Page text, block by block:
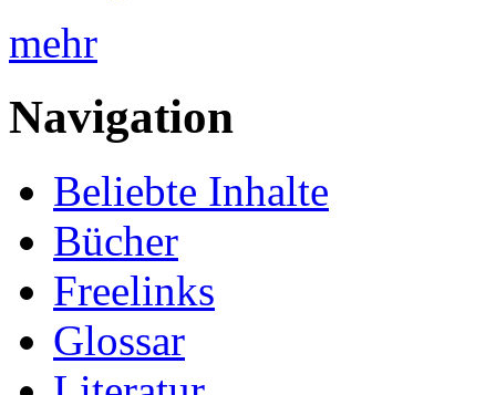
mehr
Navigation
Beliebte Inhalte
Bücher
Freelinks
Glossar